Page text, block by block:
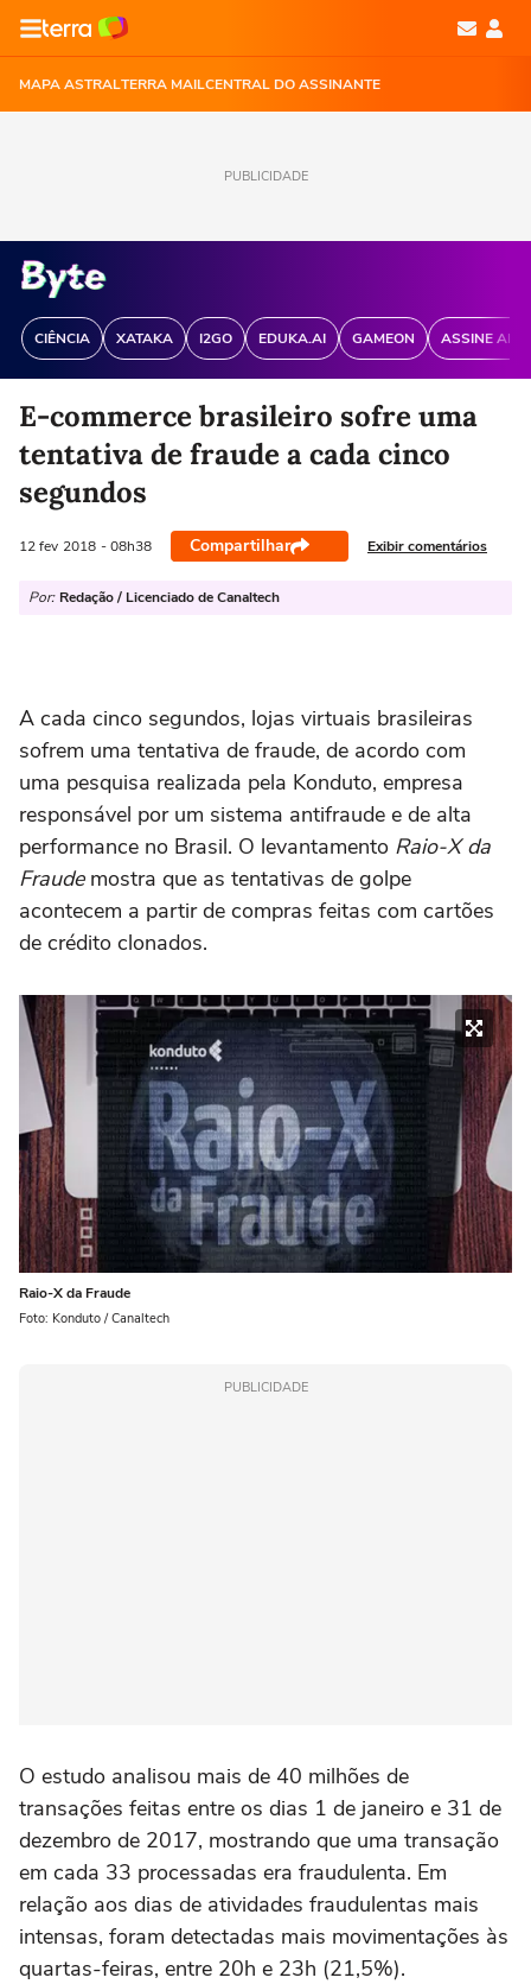
MAPA ASTRALTERRA MAILCENTRAL DO ASSINANTE
PUBLICIDADE
CIÊNCIA XATAKA I2GO EDUKA.AI GAMEON ASSINE
E-commerce brasileiro sofre uma
tentativa de fraude a cada cinco
segundos
12 fev 2018 - 08h38 Compartilhar Exibir comentários
Por: Redação / Licenciado de Canaltech
A cada cinco segundos, lojas virtuais brasileiras
sofrem uma tentativa de fraude, de acordo com
uma pesquisa realizada pela Konduto, empresa
responsável por um sistema antifraude e de alta
performance no Brasil. O levantamento Raio-X da
Fraudemostra que as tentativas de golpe
acontecem a partir de compras feitas com cartões
de crédito clonados.
Raio-X da Fraude
Foto: Konduto / Canaltech
PUBLICIDADE
O estudo analisou mais de 40 milhões de
transações feitas entre os dias 1 de janeiro e 31 de
dezembro de 2017, mostrando que uma transação
em cada 33 processadas era fraudulenta. Em
relação aos dias de atividades fraudulentas mais
intensas, foram detectadas mais movimentações às
quartas-feiras, entre 20h e 23h (21,5%).